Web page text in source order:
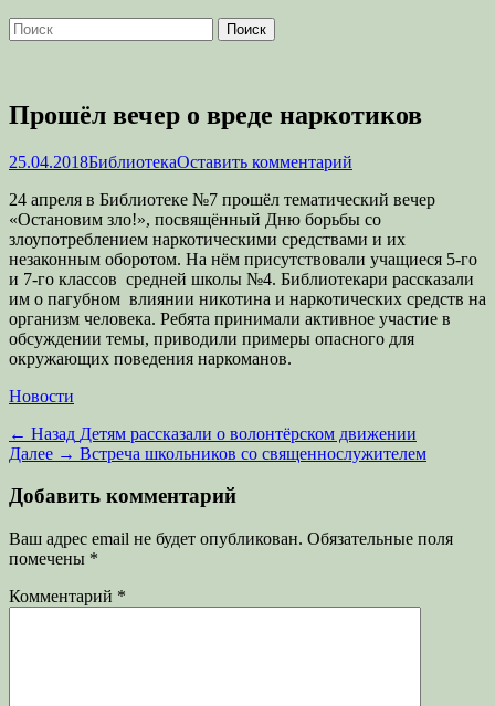
Поиск
Найти:
Прошёл вечер о вреде наркотиков
Опубликовано
25.04.2018Автор
БиблиотекаОставить комментарий
24 апреля в Библиотеке №7 прошёл тематический вечер
«Остановим зло!», посвящённый Дню борьбы со
злоупотреблением наркотическими средствами и их
незаконным оборотом. На нём присутствовали учащиеся 5-го
и 7-го классов средней школы №4. Библиотекари рассказали
им о пагубном влиянии никотина и наркотических средств на
организм человека. Ребята принимали активное участие в
обсуждении темы, приводили примеры опасного для
окружающих поведения наркоманов.
Категории
Новости
Навигация
по
записям
← Назад Предыдущая
запись:
Детям рассказали о волонтёрском движении
Далее → Следующая
Встреча школьников со священнослужителем
Добавить комментарий
Ваш адрес email не будет опубликован. Обязательные поля
помечены *
Комментарий *